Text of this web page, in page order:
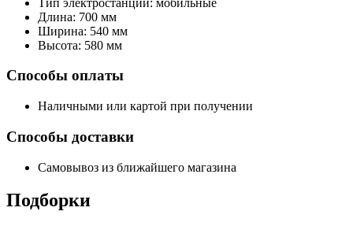
Длина: 700 мм
Ширина: 540 мм
Высота: 580 мм
Способы оплаты
Наличными или картой при получении
Способы доставки
Самовывоз из ближайшего магазина
Подборки